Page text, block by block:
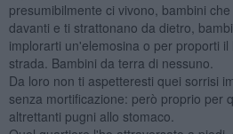
presumibilmente ci vivono, bambini
davanti e ti strattonano da dietro,
implorarti un'elemosina o per proporti
strada. Bambini da terra di nessuno.
Da loro non ti aspetteresti quei sorrisi
senza mortificazione: però proprio per
altrettanti pugni allo stomaco.